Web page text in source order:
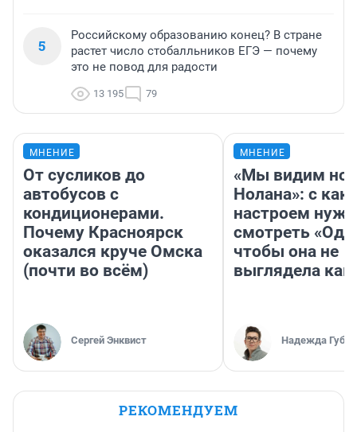
5
Российскому образованию конец? В стране
растет число стобалльников ЕГЭ — почему
это не повод для радости
13 195 79
МНЕНИЕ
От сусликов до
автобусов с
кондиционерами.
Почему Красноярск
оказался круче Омска
(почти во всём)
Сергей Энквист
МНЕНИЕ
«Мы видим
Нолана»: с
настроем
смотреть
чтобы она не
выглядела как
Надежда
РЕКОМЕНДУЕМ